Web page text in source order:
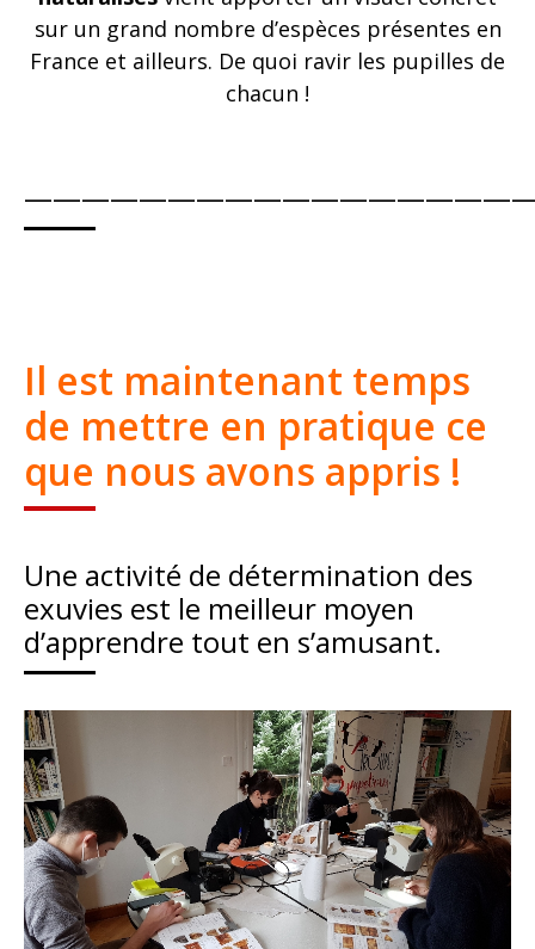
sur un grand nombre d’espèces présentes en
France et ailleurs. De quoi ravir les pupilles de
chacun !
Il est maintenant temps
de mettre en pratique ce
que nous avons appris !
Une activité de détermination des
exuvies est le meilleur moyen
d’apprendre tout en s’amusant.